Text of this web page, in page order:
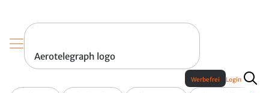
Aerotelegraph logo
Werbefrei Login